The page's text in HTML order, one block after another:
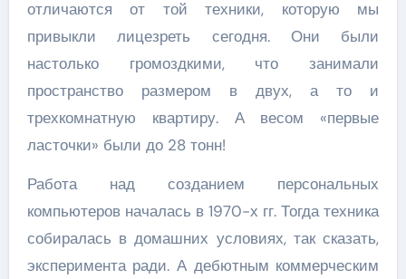
отличаются от той техники, которую мы
привыкли лицезреть сегодня. Они были
настолько громоздкими, что занимали
пространство размером в двух, а то и
трехкомнатную квартиру. А весом «первые
ласточки» были до 28 тонн!
Работа над созданием персональных
компьютеров началась в 1970-х гг. Тогда техника
собиралась в домашних условиях, так сказать,
эксперимента ради. А дебютным коммерческим